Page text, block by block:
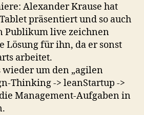
Alexander Krause hat
präsentiert und so auch
Publikum live zeichnen
Lösung für ihn, da er sonst
arbeitet.
um den „agilen
Thinking -> leanStartup ->
Management-Aufgaben in